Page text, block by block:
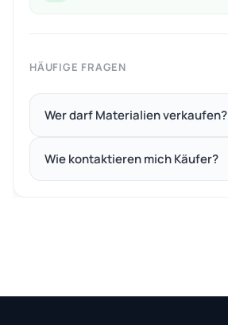
HÄUFIGE FRAGEN
Wer darf Materialien verkaufen?
Wie kontaktieren mich Käufer?